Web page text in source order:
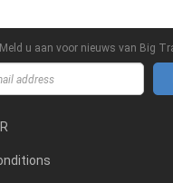
Meld u aan voor nieuws van Big